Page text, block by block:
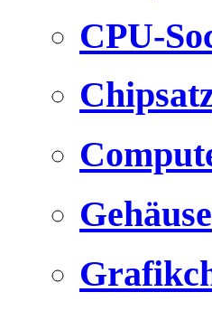
CPU-
Gehäuse